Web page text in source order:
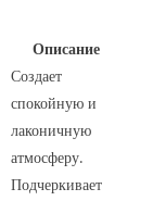
Описание
Создает
спокойную и
лаконичную
атмосферу.
Подчеркивает